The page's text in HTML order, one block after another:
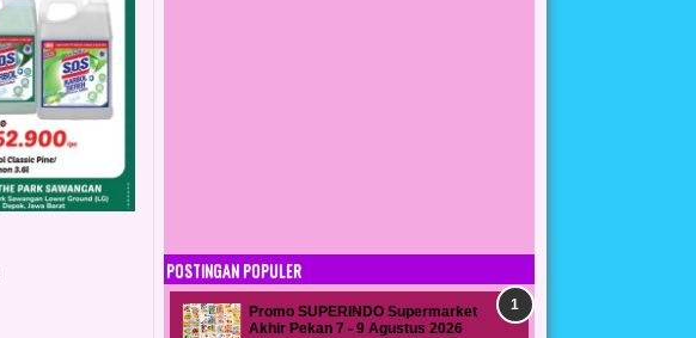
POSTINGAN POPULER
Promo SUPERINDO Supermarket
Akhir Pekan 7 - 9 Agustus 2026